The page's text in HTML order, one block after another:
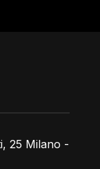
25 Milano -